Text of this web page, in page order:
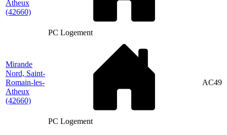
Atheux
(42660)
PC Logement
Mirande
Nord, Saint-
Romain-les-
Atheux
(42660)
PC Logement
AC49